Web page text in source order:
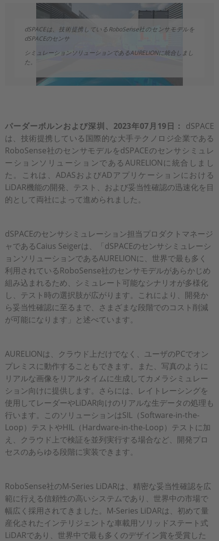
dSPACEは、技術提携しているRoboSense社のセンサモデルを
dSPACEのセンサ
シミュレーションソリューションであるAURELIONに統合しまし
た。
パーダーボルンおよび深圳、2023年07月19日： dSPACE
は、技術提携している国際的な大手テクノロジ企業である
RoboSense社のセンサモデルをdSPACEのセンサシミュレ
ーションソリューションであるAURELIONに統合しまし
た。これは、ADASおよびADアプリケーションにおける
LiDAR機能の開発、テスト、および妥当性確認の迅速化を目
的として両社によって進められました。
dSPACEのセンサシミュレーション担当プロダクトマネージ
ャであるCaius Seigerは、「dSPACEのセンサシミュレーシ
ョンソリューションであるAURELIONに、世界で最も多く
利用されているRoboSense社のセンサモデルがあらかじめ
組み込まれるため、シミュレート可能なシナリオが多様化
し、テスト時の選択肢が広がります。これにより、開発か
ら妥当性確認に至るまで、さまざまな段階でのコスト削減
が可能になります」と述べています。
AURELIONは、クラウド上だけでなく、ユーザのPCでオン
プレミスに動作することもできます。また、写真のように
リアルな画像をリアルタイムに生成してカメラシミュレー
ション向けに提供します。さらには、レイトレーシングを
使用してレーダーやLiDAR向けのリアルな生データの処理も
行います。このソリューションはSIL（Software-in-the-
Loop）テストやHIL（Hardware-in-the-Loop）テストに加
え、クラウド上で検証を並列実行する場合など、開発プロ
セスのあらゆる段階に実装できます。
RoboSense社のM-Series LiDARは、精密な妥当性確認を広
範に行える信頼性の高いシステムであり、世界中の市場で
幅広く採用されてきました。M-Series LiDARは、初めて量
産化されたインテリジェントな車載用ソリッドステート式
LiDARであり、世界中で最も多くのデザイン賞を受賞した